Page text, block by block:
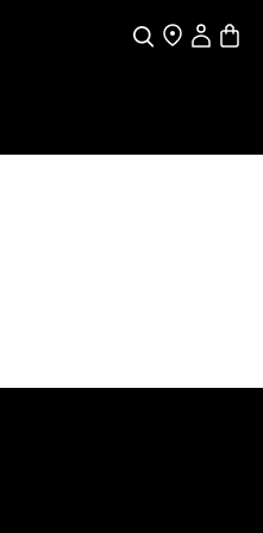
SearchFind a store
My